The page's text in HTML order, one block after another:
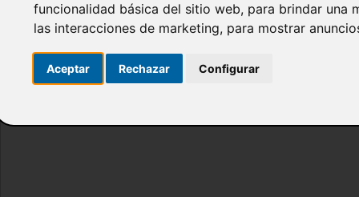
funcionalidad básica del sitio web, para brindar una
las interacciones de marketing, para mostrar
Aceptar Rechazar Configurar